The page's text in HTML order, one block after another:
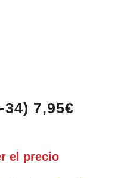
7,95€
el precio